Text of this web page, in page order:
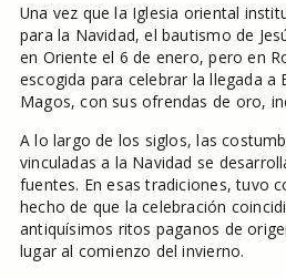
Una vez que la Iglesia oriental
para la Navidad, el bautismo de
en Oriente el 6 de enero, pero en
escogida para celebrar la llegada a
Magos, con sus ofrendas de oro,
A lo largo de los siglos, las
vinculadas a la Navidad se
fuentes. En esas tradiciones, tuvo
hecho de que la celebración
antiquísimos ritos paganos de
lugar al comienzo del invierno.